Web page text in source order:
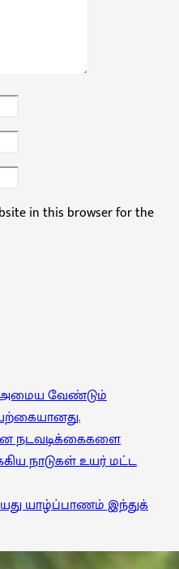
in this browser for the
அமைய வேண்டும்
நடவடிக்கைகளை
நாடுகள் உயர் மட்ட
யாழ்ப்பாணம் இந்துக்